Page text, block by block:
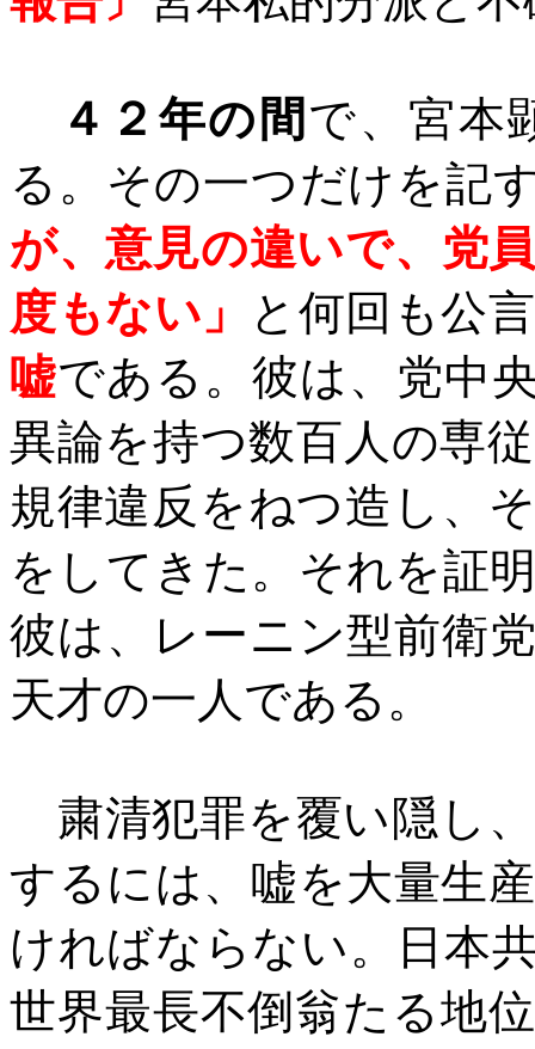
４２年の間 で、宮本
る。その一つだけを記
が、意見の違いで、党
度もない」
と何回も公
嘘である。彼は、党中
異論を持つ数百人の専
規律違反をねつ造し、
をしてきた。それを証
彼は、レーニン型前衛
天才の一人である。
粛清犯罪を覆い隠し
するには、嘘を大量生
ければならない。日本
世界最長不倒翁たる地